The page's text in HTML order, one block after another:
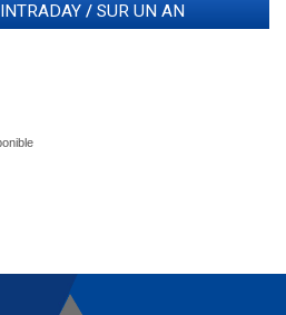
INTRADAY / SUR UN AN